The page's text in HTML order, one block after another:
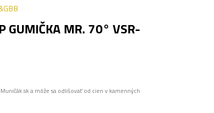
GUMIČKA MR. 70° VSR-
a môže sa odlišovať od cien v kamenných